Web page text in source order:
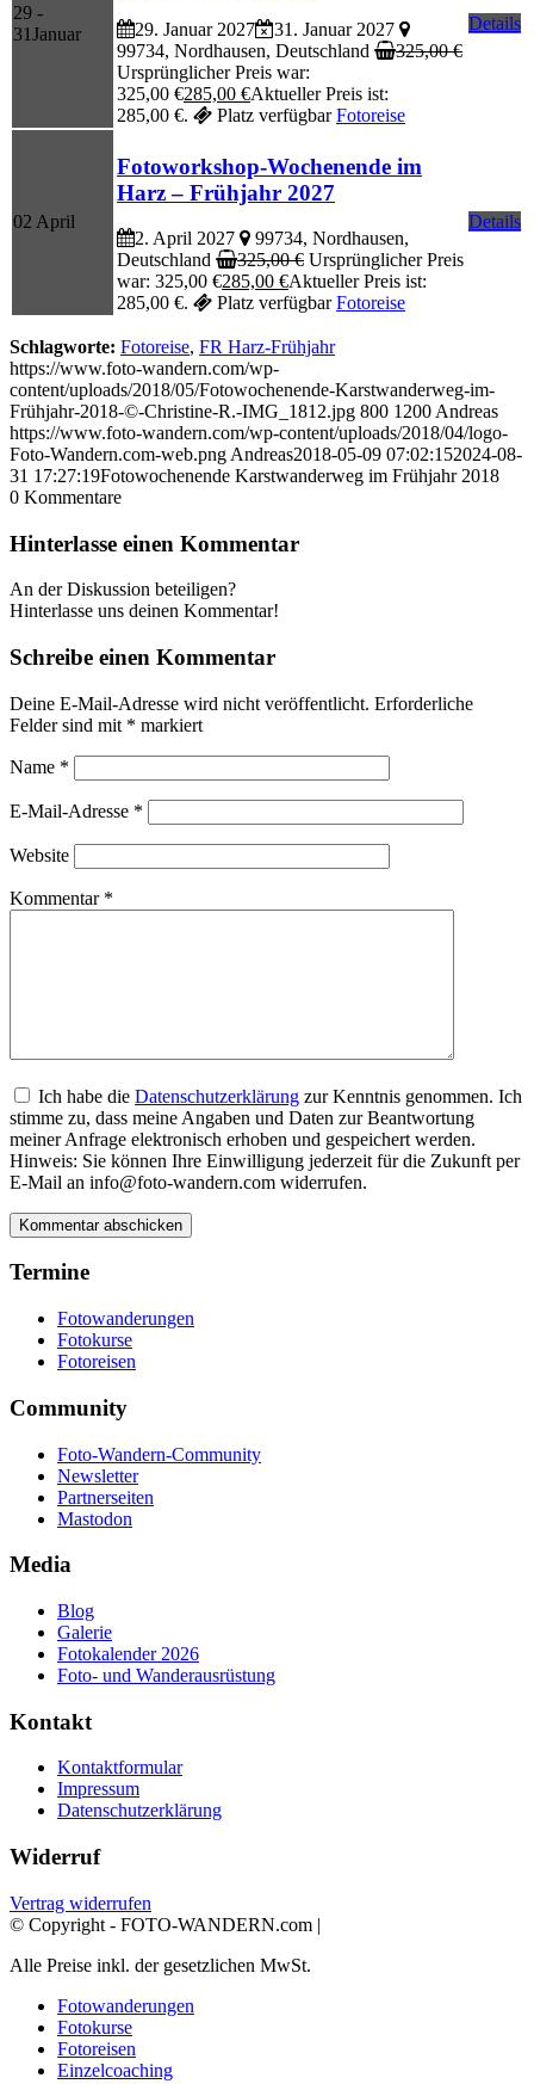
29 -
31Januar 29. Januar 2027
31. Januar 2027
99734, Nordhausen, Deutschland
325,00€
Ursprünglicher Preis war:
325,00 €285,00 €Aktueller Preis ist:
285,00 €.
Platz verfügbar Fotoreise
Details
02 April
Fotoworkshop-Wochenende im
Harz – Frühjahr 2027
2. April 2027
99734, Nordhausen,
Deutschland
325,00€ Ursprünglicher Preis
war: 325,00 €285,00 €Aktueller Preis ist:
285,00 €.
Platz verfügbar Fotoreise
Details
Schlagworte: Fotoreise, FR Harz-Frühjahr
https://www.foto-wandern.com/wp-
content/uploads/2018/05/Fotowochenende-Karstwanderweg-im-
Frühjahr-2018-©-Christine-R.-IMG_1812.jpg 800 1200 Andreas
https://www.foto-wandern.com/wp-content/uploads/2018/04/logo-
Foto-Wandern.com-web.png Andreas2018-05-09 07:02:152024-08-
31 17:27:19Fotowochenende Karstwanderweg im Frühjahr 2018
0 Kommentare
Hinterlasse einen Kommentar
An der Diskussion beteiligen?
Hinterlasse uns deinen Kommentar!
Schreibe einen Kommentar
Deine E-Mail-Adresse wird nicht veröffentlicht. Erforderliche
Felder sind mit * markiert
Name *
E-Mail-Adresse *
Website
Kommentar *
Ich habe die Datenschutzerklärung zur Kenntnis genommen. Ich
stimme zu, dass meine Angaben und Daten zur Beantwortung
meiner Anfrage elektronisch erhoben und gespeichert werden.
Hinweis: Sie können Ihre Einwilligung jederzeit für die Zukunft per
E-Mail an info@foto-wandern.com widerrufen.
Termine
Fotowanderungen
Fotokurse
Fotoreisen
Community
Foto-Wandern-Community
Newsletter
Partnerseiten
Mastodon
Media
Blog
Galerie
Fotokalender 2026
Foto- und Wanderausrüstung
Kontakt
Kontaktformular
Impressum
Datenschutzerklärung
Widerruf
Vertrag widerrufen
© Copyright - FOTO-WANDERN.com |
Alle Preise inkl. der gesetzlichen MwSt.
Fotowanderungen
Fotokurse
Fotoreisen
Einzelcoaching